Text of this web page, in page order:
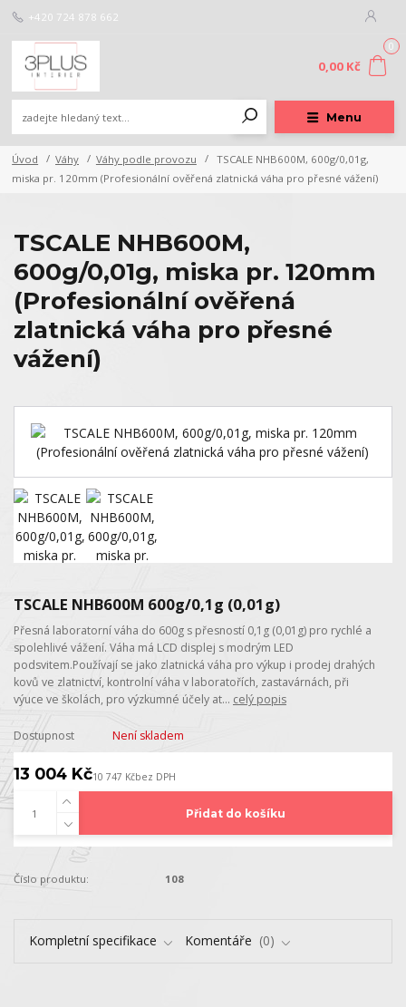
Menu
+420 724 878 662
0
0,00 Kč
Úvod Váhy Váhy podle provozu
TSCALE NHB600M, 600g/0,01g,
miska pr. 120mm (Profesionální ověřená zlatnická váha pro přesné vážení)
TSCALE NHB600M,
600g/0,01g, miska pr. 120mm
(Profesionální ověřená
zlatnická váha pro přesné
vážení)
TSCALE NHB600M 600g/0,1g (0,01g)
Přesná laboratorní váha do 600g s přesností 0,1g (0,01g) pro rychlé a
spolehlivé vážení. Váha má LCD displej s modrým LED
podsvitem.Používají se jako zlatnická váha pro výkup i prodej drahých
kovů ve zlatnictví, kontrolní váha v laboratořích, zastavárnách, při
výuce ve školách, pro výzkumné účely at... celý popis
Dostupnost Není skladem
13 004 Kč10 747 Kčbez DPH
Přidat do košíku
Číslo produktu: 108
Kompletní specifikace Komentáře 0